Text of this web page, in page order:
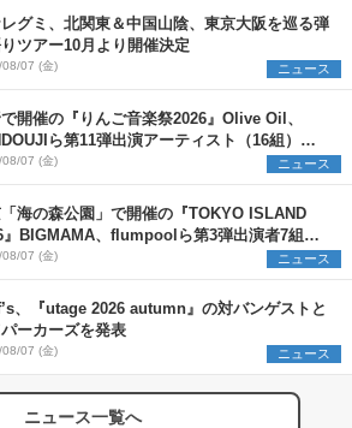
グミ、北関東＆中国山陰、東京大阪を巡る弾
りツアー10月より開催決定
07 (金) ニュース
開催の『りんご音楽祭2026』Olive Oil、
ら第11弾出演アーティスト（16組）を
07 (金) ニュース
海の森公園」で開催の『TOKYO ISLAND
』BIGMAMA、flumpoolら第3弾出演者7組を
ワークショップ・アート出展者を募集
07 (金) ニュース
、『utage 2026 autumn』の対バンゲストと
パーカーズを発表
07 (金) ニュース
ニュース一覧へ